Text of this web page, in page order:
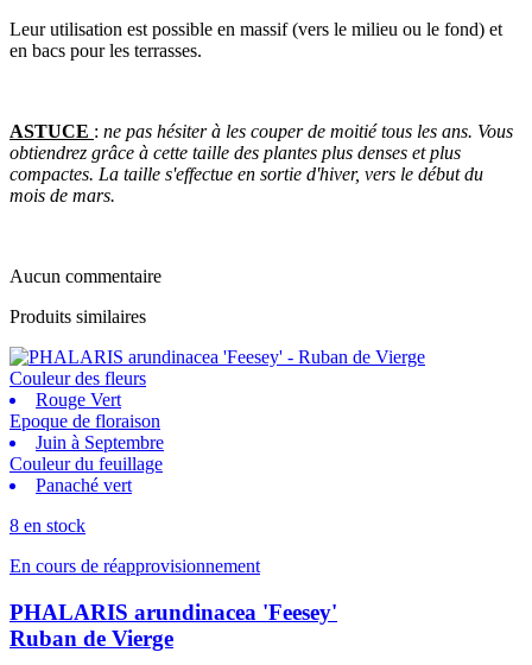
Leur utilisation est possible en massif (vers le milieu ou le fond) et
en bacs pour les terrasses.
ASTUCE : ne pas hésiter à les couper de moitié tous les ans. Vous
obtiendrez grâce à cette taille des plantes plus denses et plus
compactes. La taille s'effectue en sortie d'hiver, vers le début du
mois de mars.
Aucun commentaire
Produits similaires
Couleur des fleurs
Rouge Vert
Epoque de floraison
Juin à Septembre
Couleur du feuillage
Panaché vert
8 en stock
En cours de réapprovisionnement
PHALARIS arundinacea 'Feesey'
Ruban de Vierge